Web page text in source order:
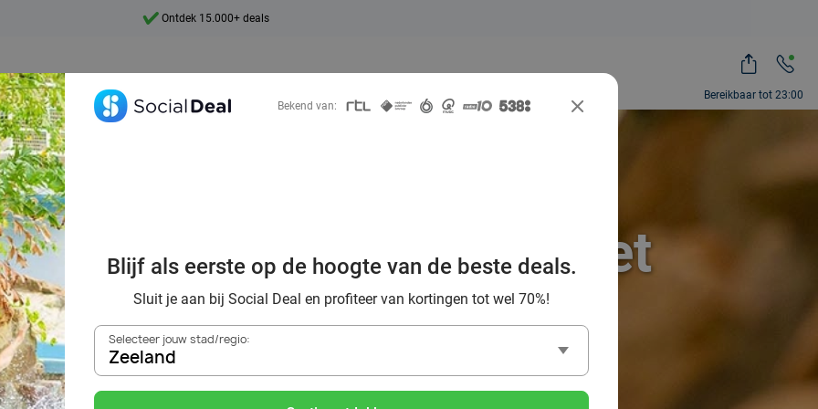
Bereikbaar tot 23:00
7 dagen per week beschikbaar
bij Sunparks met
korting
Bekend van:
Blijf als eerste op de hoogte van de beste deals.
Sluit je aan bij Social Deal en profiteer van kortingen tot wel 70%!
Selecteer jouw stad/regio:
Zeeland